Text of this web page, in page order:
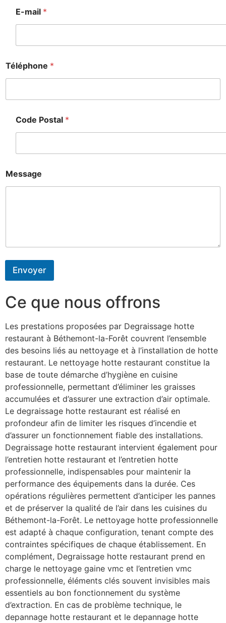
E-mail *
Téléphone *
Code Postal *
Message
Envoyer
Ce que nous offrons
Les prestations proposées par Degraissage hotte
restaurant à Béthemont-la-Forêt couvrent l’ensemble
des besoins liés au nettoyage et à l’installation de hotte
restaurant. Le nettoyage hotte restaurant constitue la
base de toute démarche d’hygiène en cuisine
professionnelle, permettant d’éliminer les graisses
accumulées et d’assurer une extraction d’air optimale.
Le degraissage hotte restaurant est réalisé en
profondeur afin de limiter les risques d’incendie et
d’assurer un fonctionnement fiable des installations.
Degraissage hotte restaurant intervient également pour
l’entretien hotte restaurant et l’entretien hotte
professionnelle, indispensables pour maintenir la
performance des équipements dans la durée. Ces
opérations régulières permettent d’anticiper les pannes
et de préserver la qualité de l’air dans les cuisines du
Béthemont-la-Forêt. Le nettoyage hotte professionnelle
est adapté à chaque configuration, tenant compte des
contraintes spécifiques de chaque établissement. En
complément, Degraissage hotte restaurant prend en
charge le nettoyage gaine vmc et l’entretien vmc
professionnelle, éléments clés souvent invisibles mais
essentiels au bon fonctionnement du système
d’extraction. En cas de problème technique, le
depannage hotte restaurant et le depannage hotte